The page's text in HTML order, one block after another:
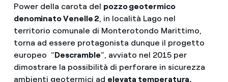
Power della carota del pozzo geotermico
denominato Venelle 2, in località Lago nel
territorio comunale di Monterotondo Marittimo,
torna ad essere protagonista dunque il progetto
europeo “Descramble”, avviato nel 2015 per
dimostrare la possibilità di perforare in sicurezza
ambienti geotermici ad elevata temperatura,